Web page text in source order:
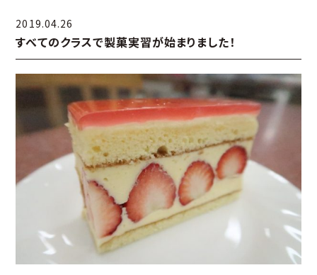
2019.04.26
すべてのクラスで製菓実習が始まりました！